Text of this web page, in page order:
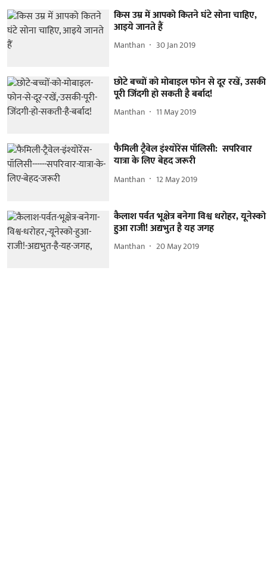
किस उम्र में आपको कितने घंटे सोना चाहिए,
आइये जानते हैं
Manthan 30 Jan 2019
छोटे बच्चों को मोबाइल फोन से दूर रखें, उसकी
पूरी जिंदगी हो सकती है बर्बाद!
Manthan 11 May 2019
फैमिली ट्रैवेल इंश्योरेंस पॉलिसी: सपरिवार
यात्रा के लिए बेहद जरूरी
Manthan 12 May 2019
कैलाश पर्वत भूक्षेत्र बनेगा विश्व धरोहर, यूनेस्को
हुआ राजी! अद्यभुत है यह जगह
Manthan 20 May 2019